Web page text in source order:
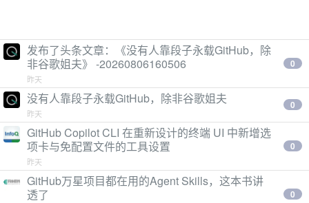
发布了头条文章：《没有人靠段子永载GitHub，除
非谷歌姐夫》 -20260806160506
昨天
0
没有人靠段子永载GitHub，除非谷歌姐夫
昨天
0
GitHub Copilot CLI 在重新设计的终端 UI 中新增选
项卡与免配置文件的工具设置
昨天
0
GitHub万星项目都在用的Agent Skills，这本书讲
透了
0